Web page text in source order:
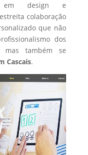
em design e
colaboração
que não
dos
mas também se
Cascais.